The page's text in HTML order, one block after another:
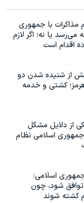
مذاکرات با جمهوری
می‌رسد یا نه؛ اگر لازم
اقدام است
از شنیده شدن دو
هرمز؛ کشتی و خدمه
از دلایل مشکل
جمهوری اسلامی نظام
اسلامی:
شود، چون
کشته شوند